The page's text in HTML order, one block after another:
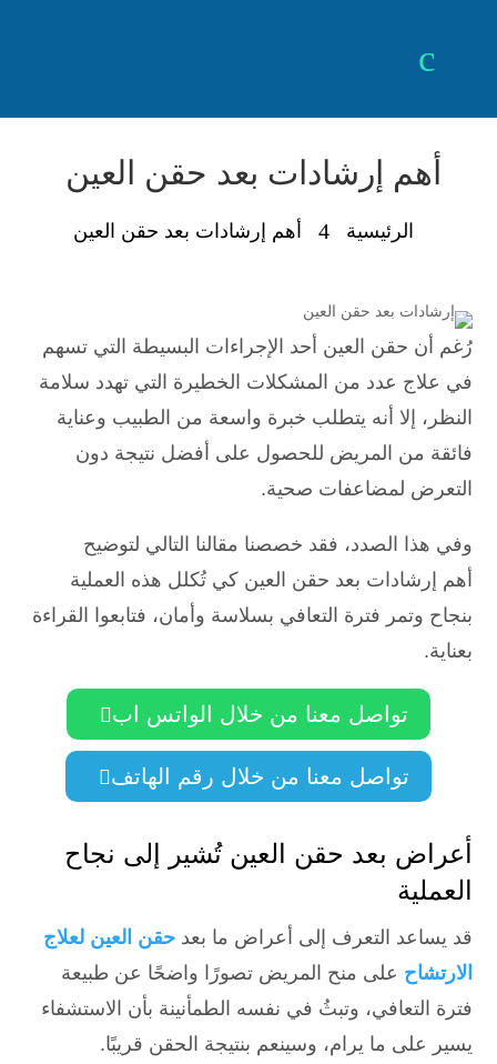
c
أهم إرشادات بعد حقن العين
الرئيسية 4 أهم إرشادات بعد حقن العين
رُغم أن حقن العين أحد الإجراءات البسيطة التي تسهم
في علاج عدد من المشكلات الخطيرة التي تهدد سلامة
النظر، إلا أنه يتطلب خبرة واسعة من الطبيب وعناية
فائقة من المريض للحصول على أفضل نتيجة دون
التعرض لمضاعفات صحية.
وفي هذا الصدد، فقد خصصنا مقالنا التالي لتوضيح
أهم إرشادات بعد حقن العين كي تُكلل هذه العملية
بنجاح وتمر فترة التعافي بسلاسة وأمان، فتابعوا القراءة
بعناية.
تواصل معنا من خلال الواتس اب
تواصل معنا من خلال رقم الهاتف
أعراض بعد حقن العين تُشير إلى نجاح
العملية
قد يساعد التعرف إلى أعراض ما بعدحقن العين لعلاج
الارتشاح على منح المريض تصورًا واضحًا عن طبيعة
فترة التعافي، وتبثُ في نفسه الطمأنينة بأن الاستشفاء
يسير على ما يرام، وسينعم بنتيجة الحقن قريبًا.